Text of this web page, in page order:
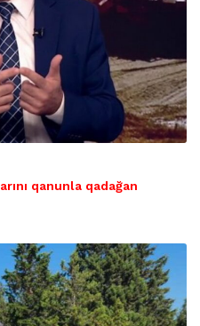
qanunla qadağan